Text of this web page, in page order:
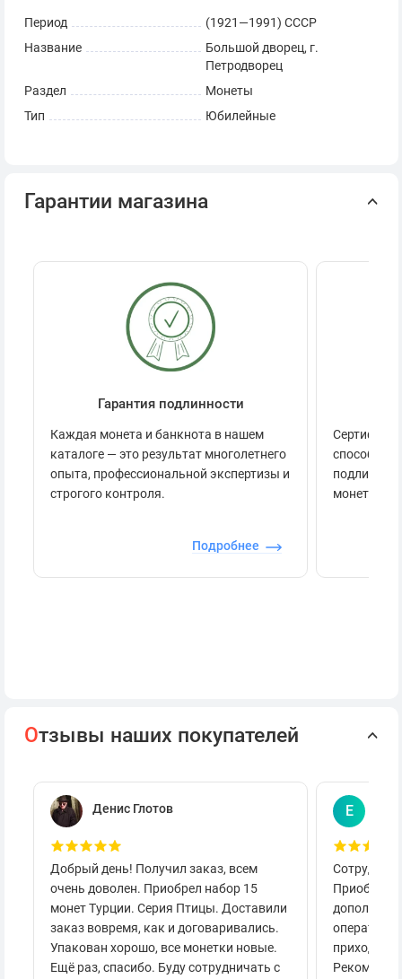
Период
(1921—1991) СССР
Название
Большой дворец, г.
Петродворец
Раздел
Монеты
Тип
Юбилейные
Гарантии магазина
Гарантия подлинности
Каждая монета и банкнота в нашем
каталоге — это результат многолетнего
опыта, профессиональной экспертизы и
строгого контроля.
Подробнее
способов
монеты.
Отзывы наших покупателей
Денис Глотов
Добрый день! Получил заказ, всем
очень доволен. Приобрел набор 15
монет Турции. Серия Птицы. Доставили
заказ вовремя, как и договаривались.
Упакован хорошо, все монетки новые.
Ещё раз, спасибо. Буду сотрудничать с
Е
приходило